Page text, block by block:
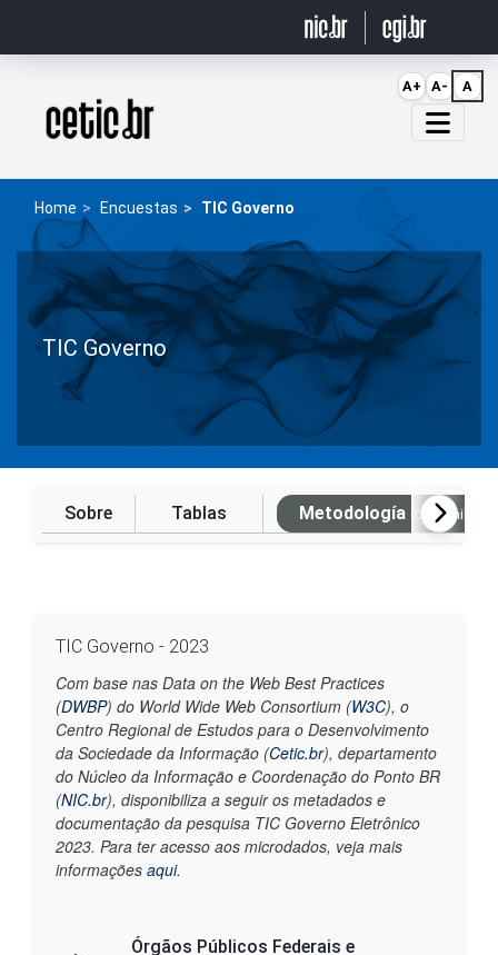
Página inicial
Home Encuestas TIC Governo
TIC Governo
Sobre Tablas Metodología (Disponible
TIC Governo - 2023
Com base nas Data on the Web Best Practices
(DWBP) do World Wide Web Consortium (W3C), o
Centro Regional de Estudos para o Desenvolvimento
da Sociedade da Informação (Cetic.br), departamento
do Núcleo da Informação e Coordenação do Ponto BR
(NIC.br), disponibiliza a seguir os metadados e
documentação da pesquisa TIC Governo Eletrônico
2023. Para ter acesso aos microdados, veja mais
informações aqui.
Órgãos Públicos Federais e
A+ A- A